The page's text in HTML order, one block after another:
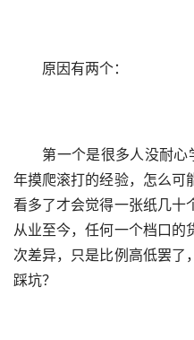
​原因有两个：
第一个是很多人没耐
年摸爬滚打的经验，怎么可
看多了才会觉得一张纸几十
从业至今，任何一个档口的
次差异，只是比例高低罢了
踩坑？